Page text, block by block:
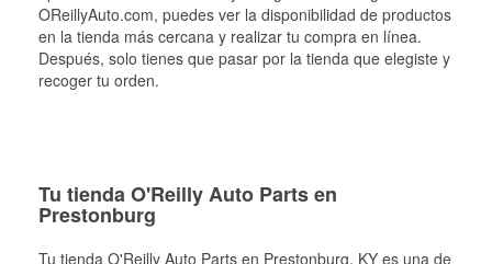
OReillyAuto.com, puedes ver la disponibilidad de productos
en la tienda más cercana y realizar tu compra en línea.
Después, solo tienes que pasar por la tienda que elegiste y
recoger tu orden.
Tu tienda O'Reilly Auto Parts en
Prestonburg
Tu tienda O'Reilly Auto Parts en Prestonburg, KY es una de